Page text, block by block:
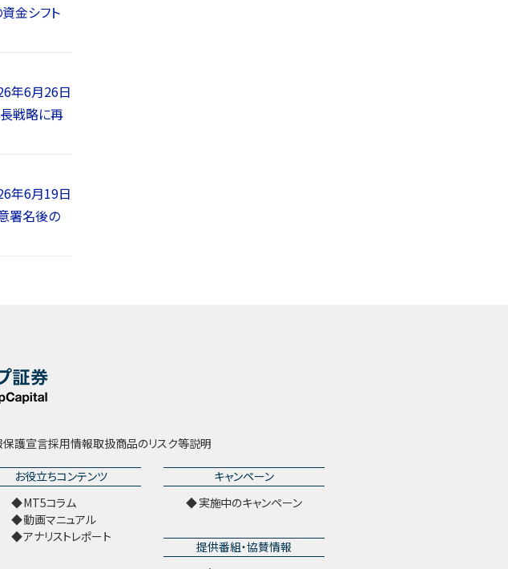
金シフト
年6月26日
戦略に再
年6月19日
署名後の
護宣言採用情報取扱商品のリスク等説明
お役立ちコンテンツ
MT5コラム
動画マニュアル
アナリストレポート
キャンペーン
実施中のキャンペーン
提供番組・協賛情報